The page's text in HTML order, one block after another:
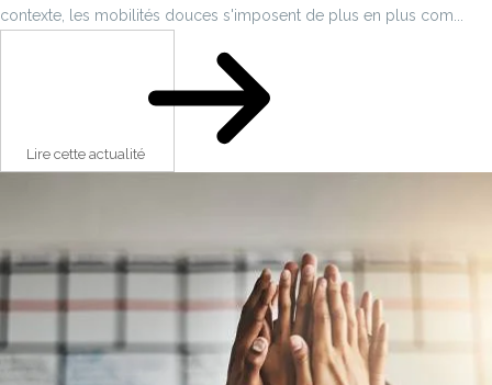
contexte, les mobilités douces s'imposent de plus en plus com...
Lire cette actualité